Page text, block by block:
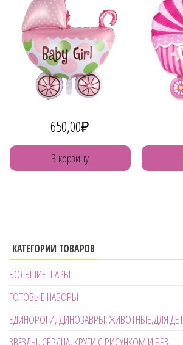
650,00₽
В корзину
КАТЕГОРИИ ТОВАРОВ
БОЛЬШИЕ ШАРЫ
ГОТОВЫЕ НАБОРЫ
ЕДИНОРОГИ, ДИНОЗАВРЫ, ЖИВОТНЫЕ,ДЛЯ
ЗВЁЗДЫ, СЕРДЦА, КРУГИ С РИСУНКОМ И БЕЗ